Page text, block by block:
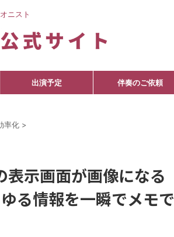
ニスト
出演予定 伴奏のご依頼
率化 >
示画面が画像になる
る情報を一瞬でメモ